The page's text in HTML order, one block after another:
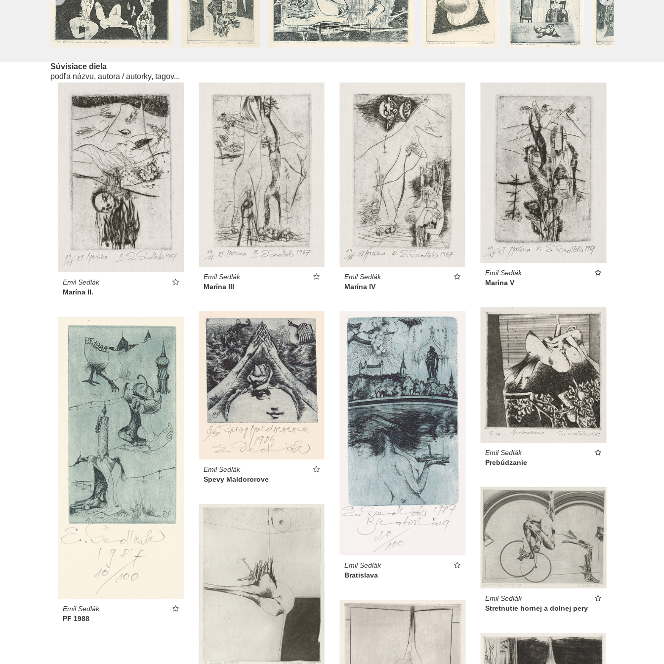
Súvisiace diela
podľa názvu, autora / autorky, tagov...
Emil Sedlák
Marína II.
Emil Sedlák
Marína III
Emil Sedlák
Marína IV
Emil Sedlák
Marína V
Emil Sedlák
Prebúdzanie
Emil Sedlák
Spevy Maldororove
Emil Sedlák
Bratislava
Emil Sedlák
PF 1988
Emil Sedlák
Stretnutie hornej a dolnej pery